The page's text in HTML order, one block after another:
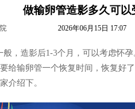
做输卵管造影多久可以
2026年06月15日 17:07
般，造影后1-3个月，可以考虑怀
给输卵管一个恢复时间，恢复好
介绍下。